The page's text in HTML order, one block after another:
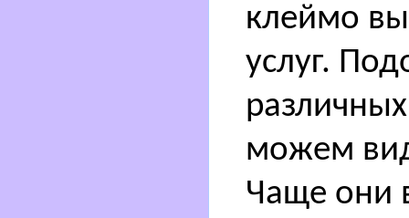
клеймо
услуг.
можем
Чаще они